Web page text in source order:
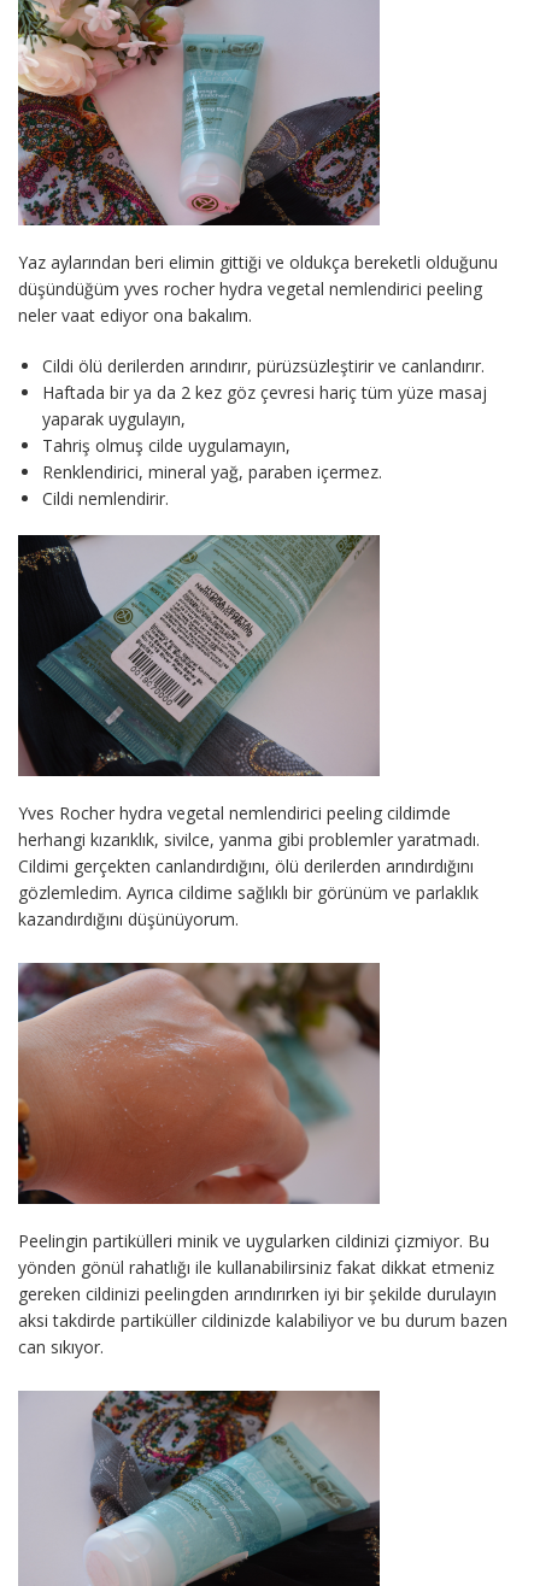
Yaz aylarından beri elimin gittiği ve oldukça bereketli olduğunu
düşündüğüm yves rocher hydra vegetal nemlendirici peeling
neler vaat ediyor ona bakalım.
Cildi ölü derilerden arındırır, pürüzsüzleştirir ve canlandırır.
Haftada bir ya da 2 kez göz çevresi hariç tüm yüze masaj
yaparak uygulayın,
Tahriş olmuş cilde uygulamayın,
Renklendirici, mineral yağ, paraben içermez.
Cildi nemlendirir.
Yves Rocher hydra vegetal nemlendirici peeling cildimde
herhangi kızarıklık, sivilce, yanma gibi problemler yaratmadı.
Cildimi gerçekten canlandırdığını, ölü derilerden arındırdığını
gözlemledim. Ayrıca cildime sağlıklı bir görünüm ve parlaklık
kazandırdığını düşünüyorum.
Peelingin partikülleri minik ve uygularken cildinizi çizmiyor. Bu
yönden gönül rahatlığı ile kullanabilirsiniz fakat dikkat etmeniz
gereken cildinizi peelingden arındırırken iyi bir şekilde durulayın
aksi takdirde partiküller cildinizde kalabiliyor ve bu durum bazen
can sıkıyor.